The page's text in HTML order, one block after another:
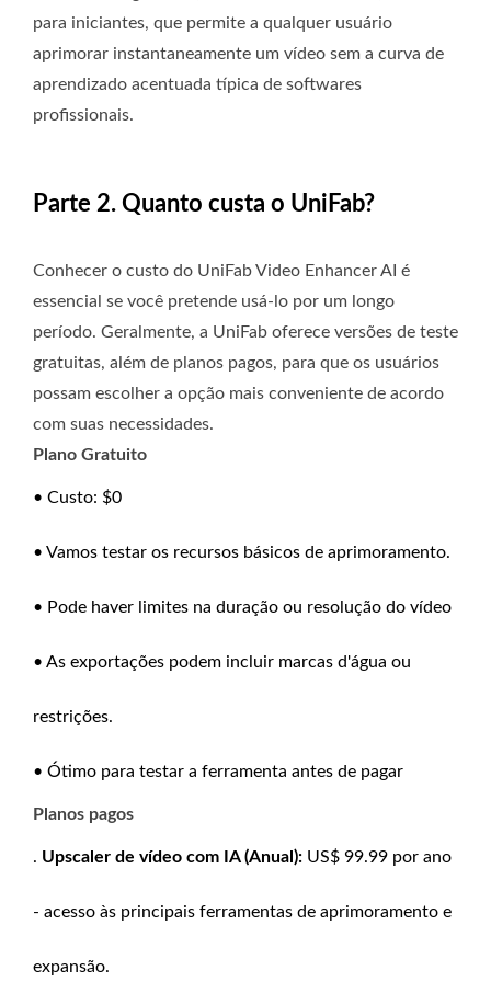
para iniciantes, que permite a qualquer usuário
aprimorar instantaneamente um vídeo sem a curva de
aprendizado acentuada típica de softwares
profissionais.
Parte 2. Quanto custa o UniFab?
Conhecer o custo do UniFab Video Enhancer AI é
essencial se você pretende usá-lo por um longo
período. Geralmente, a UniFab oferece versões de teste
gratuitas, além de planos pagos, para que os usuários
possam escolher a opção mais conveniente de acordo
com suas necessidades.
Plano Gratuito
• Custo: $0
• Vamos testar os recursos básicos de aprimoramento.
• Pode haver limites na duração ou resolução do vídeo
• As exportações podem incluir marcas d'água ou
restrições.
• Ótimo para testar a ferramenta antes de pagar
Planos pagos
. Upscaler de vídeo com IA (Anual): US$ 99.99 por ano
- acesso às principais ferramentas de aprimoramento e
expansão.